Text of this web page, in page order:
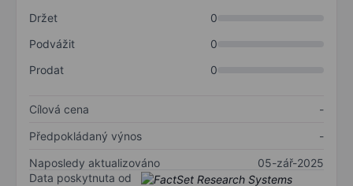
Držet
0
Podvážit
0
Prodat
0
Cílová cena
-
Předpokládaný výnos
-
Naposledy aktualizováno
05-zář-2025
Data poskytnuta od